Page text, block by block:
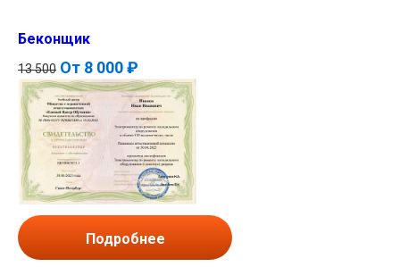
Беконщик
13 500 От 8 000 ₽
Подробнее